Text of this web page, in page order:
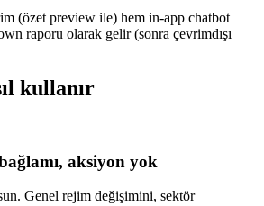
(özet preview ile) hem in-app chatbot
raporu olarak gelir (sonra çevrimdışı
kullanır
aksiyon yok
Genel rejim değişimini, sektör